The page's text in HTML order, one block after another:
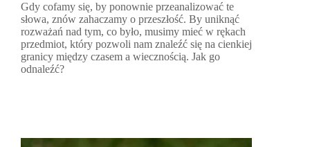
Gdy cofamy się, by ponownie przeanalizować te
słowa, znów zahaczamy o przeszłość. By uniknąć
rozważań nad tym, co było, musimy mieć w rękach
przedmiot, który pozwoli nam znaleźć się na cienkiej
granicy między czasem a wiecznością. Jak go
odnaleźć?